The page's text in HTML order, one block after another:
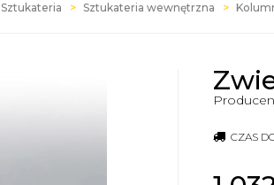
Sztukateria Sztukateria wewnętrzna
CZAS